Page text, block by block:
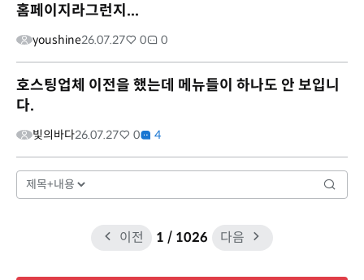
홈페이지라그런지...
youshine26.07.27 0 0
호스팅업체 이전을 했는데 메뉴들이 하나도 안 보입니
다.
빛의바다26.07.27 0 4
이전 1 / 1026 다음